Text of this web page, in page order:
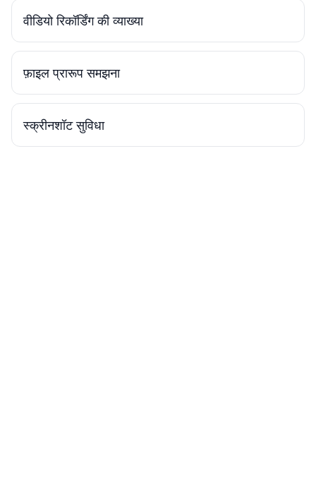
वीडियो रिकॉर्डिंग की व्याख्या
फ़ाइल प्रारूप समझना
स्क्रीनशॉट सुविधा